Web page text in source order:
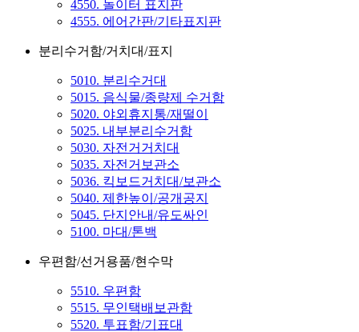
4550. 놀이터 표지판
4555. 에어간판/기타표지판
분리수거함/거치대/표지
5010. 분리수거대
5015. 음식물/종량제 수거함
5020. 야외휴지통/재떨이
5025. 내부분리수거함
5030. 자전거거치대
5035. 자전거보관소
5036. 킥보드거치대/보관소
5040. 제한높이/공개공지
5045. 단지안내/유도싸인
5100. 마대/톤백
우편함/선거용품/현수막
5510. 우편함
5515. 무인택배보관함
5520. 투표함/기표대